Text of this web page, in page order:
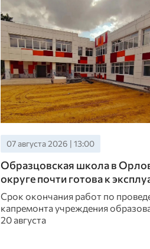
07 августа 2026 | 13:00
Образцовская школа в
округе почти готова к
Срок окончания работ по
капремонта учреждения
20 августа